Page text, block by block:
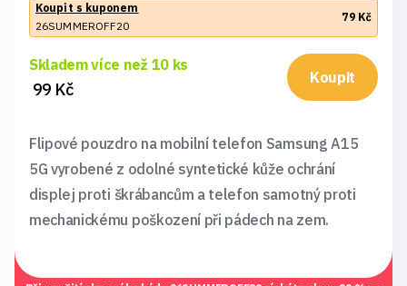
Koupit s kuponem
26SUMMEROFF20
79 Kč
Skladem více než 10 ks
99 Kč
Koupit
Flipové pouzdro na mobilní telefon Samsung A15
5G vyrobené z odolné syntetické kůže ochrání
displej proti škrábancům a telefon samotný proti
mechanickému poškození při pádech na zem.